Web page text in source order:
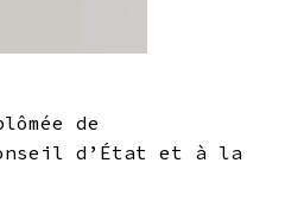
de
d’État et à la